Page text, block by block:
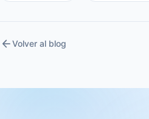
arrow_backVolver al blog